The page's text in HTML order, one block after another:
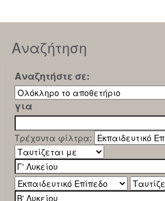
Αναζήτηση
Αναζητήστε σε:
για
Τρέχοντα φίλτρα: